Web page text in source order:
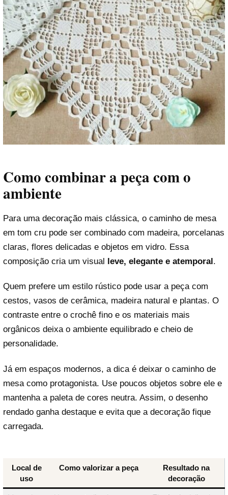
Como combinar a peça com o
ambiente
Para uma decoração mais clássica, o caminho de mesa
em tom cru pode ser combinado com madeira, porcelanas
claras, flores delicadas e objetos em vidro. Essa
composição cria um visual leve, elegante e atemporal.
Quem prefere um estilo rústico pode usar a peça com
cestos, vasos de cerâmica, madeira natural e plantas. O
contraste entre o crochê fino e os materiais mais
orgânicos deixa o ambiente equilibrado e cheio de
personalidade.
Já em espaços modernos, a dica é deixar o caminho de
mesa como protagonista. Use poucos objetos sobre ele e
mantenha a paleta de cores neutra. Assim, o desenho
rendado ganha destaque e evita que a decoração fique
carregada.
Local de
uso
Como valorizar a peça
Resultado na
decoração